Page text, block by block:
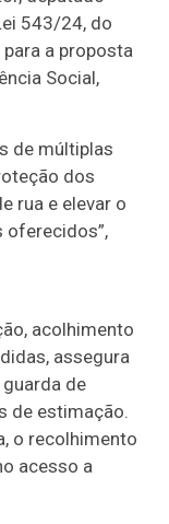
543/24, do
para a proposta
Social,
de múltiplas
dos
rua e elevar o
oferecidos”,
acolhimento
assegura
de
de estimação.
o recolhimento
acesso a